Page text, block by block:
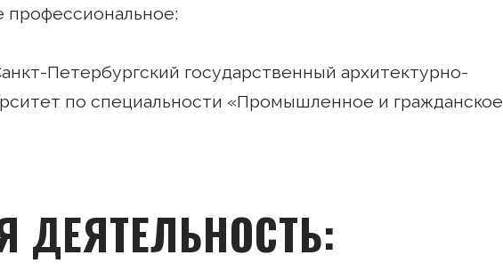
Петербургский государственный архитектурно-
по специальности «Промышленное и гражданское
ДЕЯТЕЛЬНОСТЬ: